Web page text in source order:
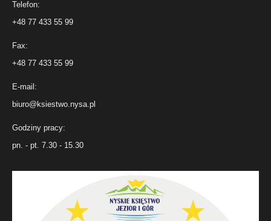
Telefon:
+48 77 433 55 99
Fax:
+48 77 433 55 99
E-mail:
biuro@ksiestwo.nysa.pl
Godziny pracy:
pn. - pt. 7.30 - 15.30